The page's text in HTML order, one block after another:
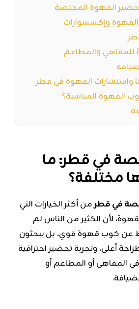
القهوة المختصة
وإكسسوارات
والمطاعم
واستشارات القهوة في قطر
المناسبة؟
في قطر: ما
مختلفة؟
قطرمن أكثر الخيارات التي
لأن الكثير من الناس لم
كوب قهوة قوي، بل يبحثون
وتجربة تحضير احترافية
أو المطاعم أو